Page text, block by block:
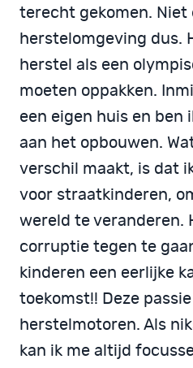
terecht gekomen. Niet
herstelomgeving dus.
herstel als een
moeten oppakken.
een eigen huis en ben
aan het opbouwen.
verschil maakt, is dat
voor straatkinderen,
wereld te veranderen.
corruptie tegen te
kinderen een eerlijke
toekomst!! Deze
herstelmotoren. Als
kan ik me altijd